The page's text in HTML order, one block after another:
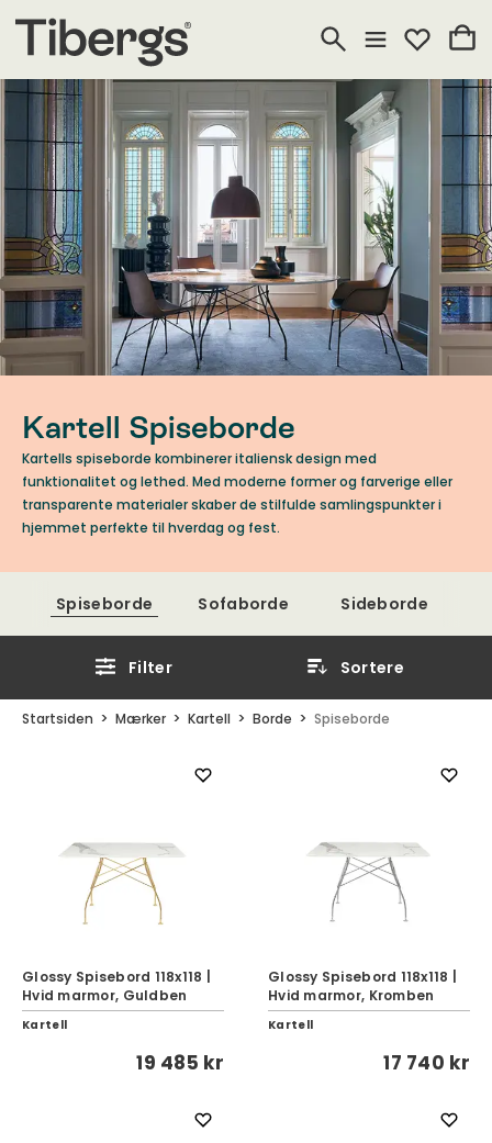
Kartell Spiseborde
Kartells spiseborde kombinerer italiensk design med
funktionalitet og lethed. Med moderne former og farverige eller
transparente materialer skaber de stilfulde samlingspunkter i
hjemmet perfekte til hverdag og fest.
Spiseborde Sofaborde Sideborde
Filter Sortere
Startsiden Mærker Kartell Borde Spiseborde
Glossy Spisebord 118x118 |
Hvid marmor, Guldben
Kartell
19 485 kr
Glossy Spisebord 118x118 |
Hvid marmor, Kromben
Kartell
17 740 kr